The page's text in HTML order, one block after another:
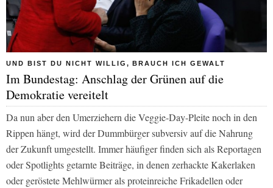
UND BIST DU NICHT WILLIG, BRAUCH ICH GEWALT
Im Bundestag: Anschlag der Grünen auf die
Demokratie vereitelt
Da nun aber den Umerziehern die Veggie-Day-Pleite noch in den
Rippen hängt, wird der Dummbürger subversiv auf die Nahrung
der Zukunft umgestellt. Immer häufiger finden sich als Reportagen
oder Spotlights getarnte Beiträge, in denen zerhackte Kakerlaken
oder geröstete Mehlwürmer als proteinreiche Frikadellen oder